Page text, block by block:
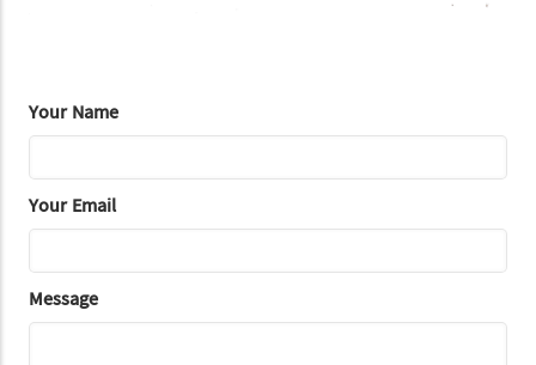
Your Name
Your Email
Message